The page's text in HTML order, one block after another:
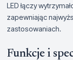
LED łączy
zapewniając
zastosowaniach.
Funkcje i